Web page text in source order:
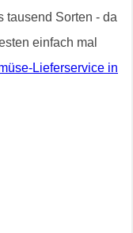
tausend Sorten - da
einfach mal
Lieferservice in